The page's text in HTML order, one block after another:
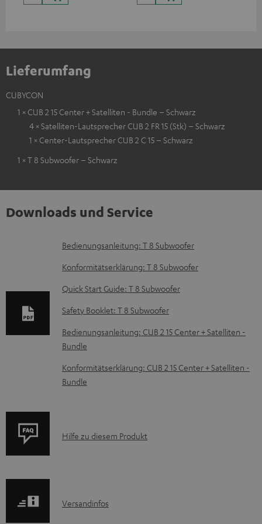
Lieferumfang
CUBYCON
1 × CUB 2 15 Center + Satelliten - Bundle – Schwarz
4 × Satelliten-Lautsprecher CUB 2 FR 15 (Stk) – Schwarz
1 × Center-Lautsprecher CUB 2 C 15 – Schwarz
1 × T 8 Subwoofer – Schwarz
Downloads und Service
D
o
m
e
n
t
e
m
u
Bedienungsanleitung: T 8 Subwoofer
Konformitätserklärung: T 8 Subwoofer
Quick Start Guide: T 8 Subwoofer
Safety Booklet: T 8 Subwoofer
Bedienungsanleitung: CUB 2 15 Center + Satelliten -
Bundle
Konformitätserklärung: CUB 2 15 Center + Satelliten -
Bundle
P
u
Hilfe zu diesem Produkt
I
Versandinfos